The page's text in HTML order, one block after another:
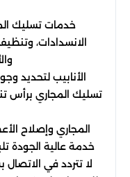
خدمات تسليك
الانسدادات،
الأنابيب لتحديد
تسليك المجاري برأس
المجاري وإصلاح
خدمة عالية الجودة
لا تتردد في